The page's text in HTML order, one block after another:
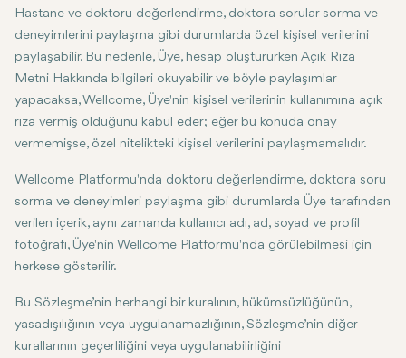
Hastane ve doktoru değerlendirme, doktora sorular sorma ve
deneyimlerini paylaşma gibi durumlarda özel kişisel verilerini
paylaşabilir. Bu nedenle, Üye, hesap oluştururken Açık Rıza
Metni Hakkında bilgileri okuyabilir ve böyle paylaşımlar
yapacaksa, Wellcome, Üye'nin kişisel verilerinin kullanımına açık
rıza vermiş olduğunu kabul eder; eğer bu konuda onay
vermemişse, özel nitelikteki kişisel verilerini paylaşmamalıdır.
Wellcome Platformu'nda doktoru değerlendirme, doktora soru
sorma ve deneyimleri paylaşma gibi durumlarda Üye tarafından
verilen içerik, aynı zamanda kullanıcı adı, ad, soyad ve profil
fotoğrafı, Üye'nin Wellcome Platformu'nda görülebilmesi için
herkese gösterilir.
Bu Sözleşme’nin herhangi bir kuralının, hükümsüzlüğünün,
yasadışılığının veya uygulanamazlığının, Sözleşme’nin diğer
kurallarının geçerliliğini veya uygulanabilirliğini